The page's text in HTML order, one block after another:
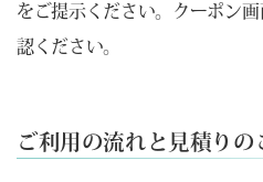
をご提示ください。クーポン
認ください。
ご利用の流れと見積りの